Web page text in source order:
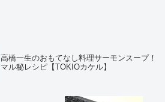
高橋一生のおもてなし料理サーモンスープ！
マル秘レシピ【TOKIOカケル】